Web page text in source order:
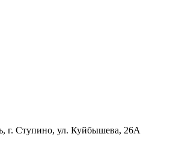
г. Ступино, ул. Куйбышева, 26А